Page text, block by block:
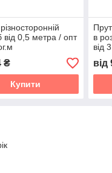
від 0,5 метра / опт
₴
Купити
в
від
від